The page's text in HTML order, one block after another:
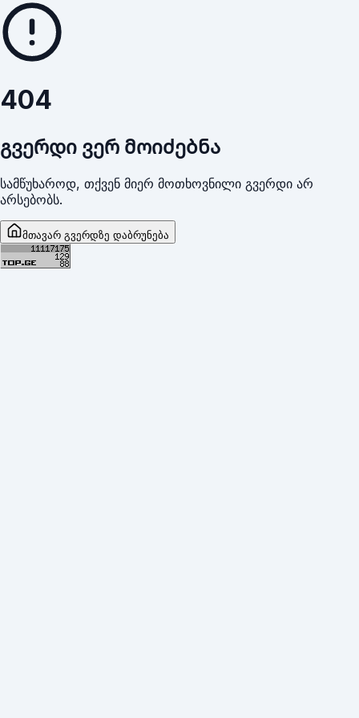
404
გვერდი ვერ მოიძებნა
სამწუხაროდ, თქვენ მიერ მოთხოვნილი გვერდი არ
არსებობს.
მთავარ გვერდზე დაბრუნება